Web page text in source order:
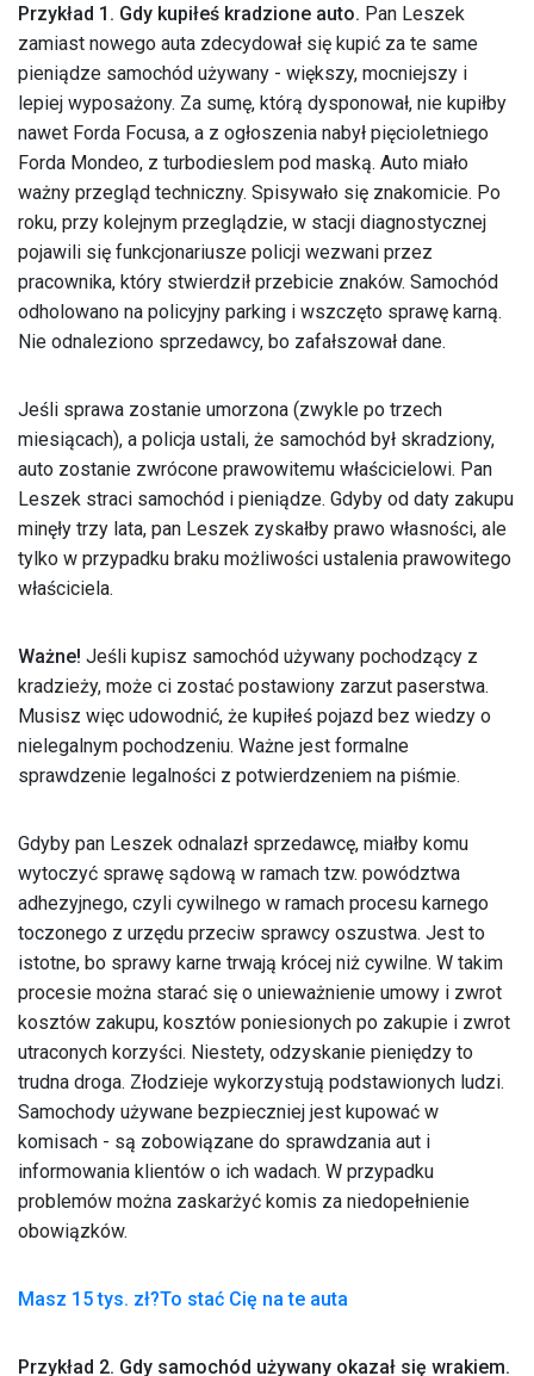
Przykład 1. Gdy kupiłeś kradzione auto. Pan Leszek
zamiast nowego auta zdecydował się kupić za te same
pieniądze samochód używany - większy, mocniejszy i
lepiej wyposażony. Za sumę, którą dysponował, nie kupiłby
nawet Forda Focusa, a z ogłoszenia nabył pięcioletniego
Forda Mondeo, z turbodieslem pod maską. Auto miało
ważny przegląd techniczny. Spisywało się znakomicie. Po
roku, przy kolejnym przeglądzie, w stacji diagnostycznej
pojawili się funkcjonariusze policji wezwani przez
pracownika, który stwierdził przebicie znaków. Samochód
odholowano na policyjny parking i wszczęto sprawę karną.
Nie odnaleziono sprzedawcy, bo zafałszował dane.
Jeśli sprawa zostanie umorzona (zwykle po trzech
miesiącach), a policja ustali, że samochód był skradziony,
auto zostanie zwrócone prawowitemu właścicielowi. Pan
Leszek straci samochód i pieniądze. Gdyby od daty zakupu
minęły trzy lata, pan Leszek zyskałby prawo własności, ale
tylko w przypadku braku możliwości ustalenia prawowitego
właściciela.
Ważne! Jeśli kupisz samochód używany pochodzący z
kradzieży, może ci zostać postawiony zarzut paserstwa.
Musisz więc udowodnić, że kupiłeś pojazd bez wiedzy o
nielegalnym pochodzeniu. Ważne jest formalne
sprawdzenie legalności z potwierdzeniem na piśmie.
Gdyby pan Leszek odnalazł sprzedawcę, miałby komu
wytoczyć sprawę sądową w ramach tzw. powództwa
adhezyjnego, czyli cywilnego w ramach procesu karnego
toczonego z urzędu przeciw sprawcy oszustwa. Jest to
istotne, bo sprawy karne trwają krócej niż cywilne. W takim
procesie można starać się o unieważnienie umowy i zwrot
kosztów zakupu, kosztów poniesionych po zakupie i zwrot
utraconych korzyści. Niestety, odzyskanie pieniędzy to
trudna droga. Złodzieje wykorzystują podstawionych ludzi.
Samochody używane bezpieczniej jest kupować w
komisach - są zobowiązane do sprawdzania aut i
informowania klientów o ich wadach. W przypadku
problemów można zaskarżyć komis za niedopełnienie
obowiązków.
Masz 15 tys. zł?To stać Cię na te auta
Przykład 2. Gdy samochód używany okazał się wrakiem.